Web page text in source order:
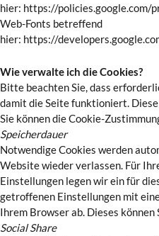
hier: https://policies.google.com/
Web-Fonts betreffend
hier: https://
Wie verwalte ich die Cookies?
Bitte beachten Sie, dass
damit die Seite funktioniert.
Sie können die Cookie-
Speicherdauer
Notwendige Cookies werden
Website wieder verlassen. Für
Einstellungen legen wir ein für
getroffenen Einstellungen mit
Ihrem Browser ab. Dieses können
Social Share